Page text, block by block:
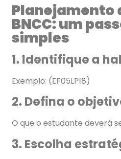
Planejamento
BNCC: um
simples
1. Identifique a
Exemplo: (EF05LP18)
2. Defina o
O que o estudante deverá
3. Escolha